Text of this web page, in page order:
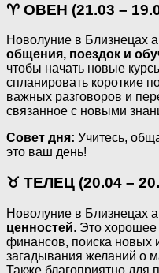
♈ ОВЕН (21.03 –
Новолуние в Близнецах
общения, поездок и
чтобы начать новые
спланировать короткие
важных разговоров и
связанное с новыми
Совет дня: Учитесь,
это ваш день!
♉ ТЕЛЕЦ (20.04 –
Новолуние в Близнецах
ценностей. Это
финансов, поиска новых
загадывания желаний о
Также благоприятно для